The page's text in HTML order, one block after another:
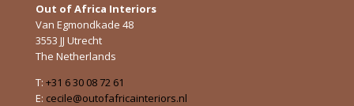
Out of Africa Interiors
Van Egmondkade 48
3553 JJ Utrecht
The Netherlands
T: +31 6 30 08 72 61
E: cecile@outofafricainteriors.nl